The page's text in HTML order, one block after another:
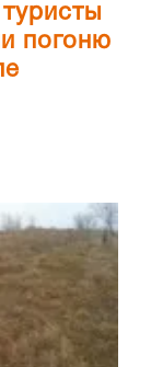
погоню